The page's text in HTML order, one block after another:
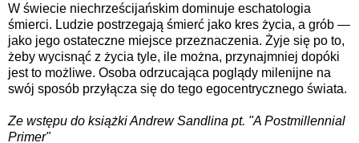
W świecie niechrześcijańskim dominuje eschatologia
śmierci. Ludzie postrzegają śmierć jako kres życia, a grób —
jako jego ostateczne miejsce przeznaczenia. Żyje się po to,
żeby wycisnąć z życia tyle, ile można, przynajmniej dopóki
jest to możliwe. Osoba odrzucająca poglądy milenijne na
swój sposób przyłącza się do tego egocentrycznego świata.
Ze wstępu do książki Andrew Sandlina pt. "A Postmillennial
Primer"